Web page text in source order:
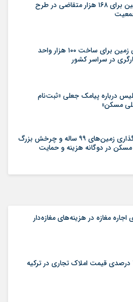
تامین زمین برای ۱۶۸ هزار متقاضی در طرح
اختصاص زمین برای ساخت ۱۰۰ هزار واحد
در سراسر کشور
درباره پیامک جعلی «ثبت‌نام
مسکن»
توقف واگذاری زمین‌های ۹۹ ساله و چرخش بزرگ
در دوگانه هزینه و حمایت
اجاره‌‌ مغازه در هزینه‌‌های مغازه‌‌دار